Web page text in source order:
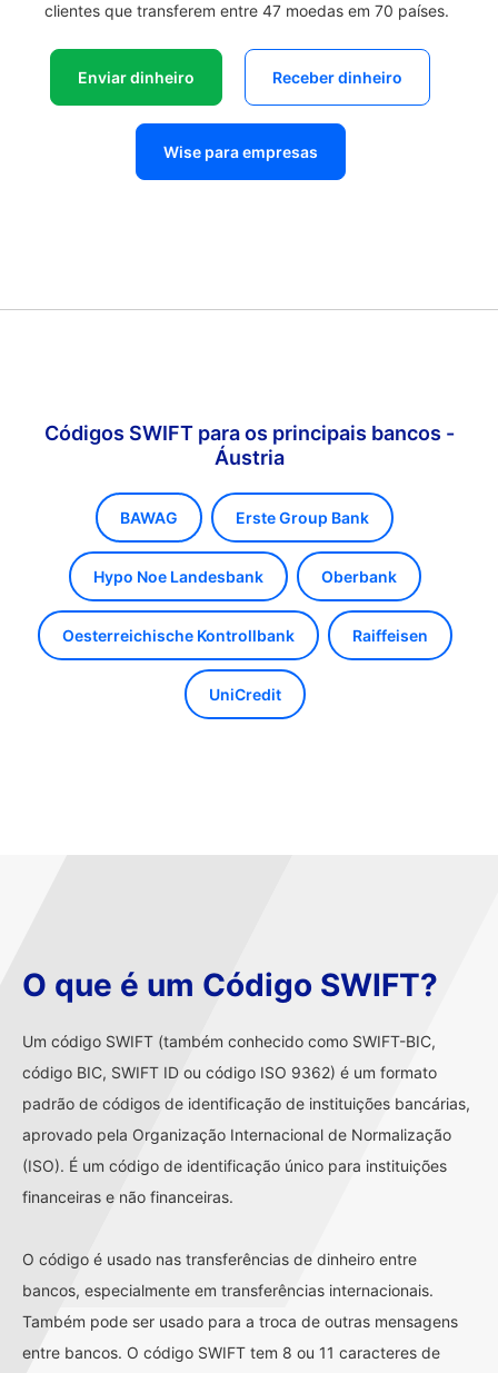
clientes que transferem entre 47 moedas em 70 países.
Enviar dinheiro Receber dinheiro
Wise para empresas
Códigos SWIFT para os principais bancos -
Áustria
BAWAG Erste Group Bank
Hypo Noe Landesbank Oberbank
Oesterreichische Kontrollbank Raiffeisen
UniCredit
O que é um Código SWIFT?
Um código SWIFT (também conhecido como SWIFT-BIC,
código BIC, SWIFT ID ou código ISO 9362) é um formato
padrão de códigos de identificação de instituições bancárias,
aprovado pela Organização Internacional de Normalização
(ISO). É um código de identificação único para instituições
financeiras e não financeiras.
O código é usado nas transferências de dinheiro entre
bancos, especialmente em transferências internacionais.
Também pode ser usado para a troca de outras mensagens
entre bancos. O código SWIFT tem 8 ou 11 caracteres de